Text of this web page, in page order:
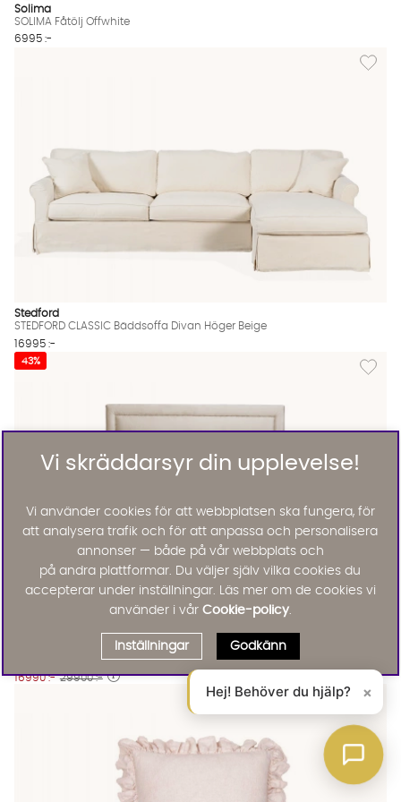
Solima
SOLIMA Fåtölj Offwhite
6995 :-
Lägg
Stedford
STEDFORD CLASSIC Bäddsoffa Divan Höger Beige
16995 :-
Lägg
43%
OPERA/PERLA Sängpaket 180 Sammet Beige
16990 :- 29900 :-
Lägg
Vi skräddarsyr din upplevelse!
Vi använder cookies för att webbplatsen ska fungera, för
att analysera trafik och för att anpassa och personalisera
annonser — både på vår webbplats och
på andra plattformar. Du väljer själv vilka cookies du
accepterar under inställningar. Läs mer om de cookies vi
använder i vår Cookie-policy.
Inställningar Godkänn
Hej! Behöver du hjälp? ×